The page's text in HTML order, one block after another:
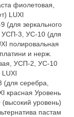
фиолетовая,
LUXI
(для зеркального
УСП-3, УС-10 (для
полировальная
и нерж.
УСП-2, УС-10
LUXI
серебра,
красная Уровень
уровень)
пастам